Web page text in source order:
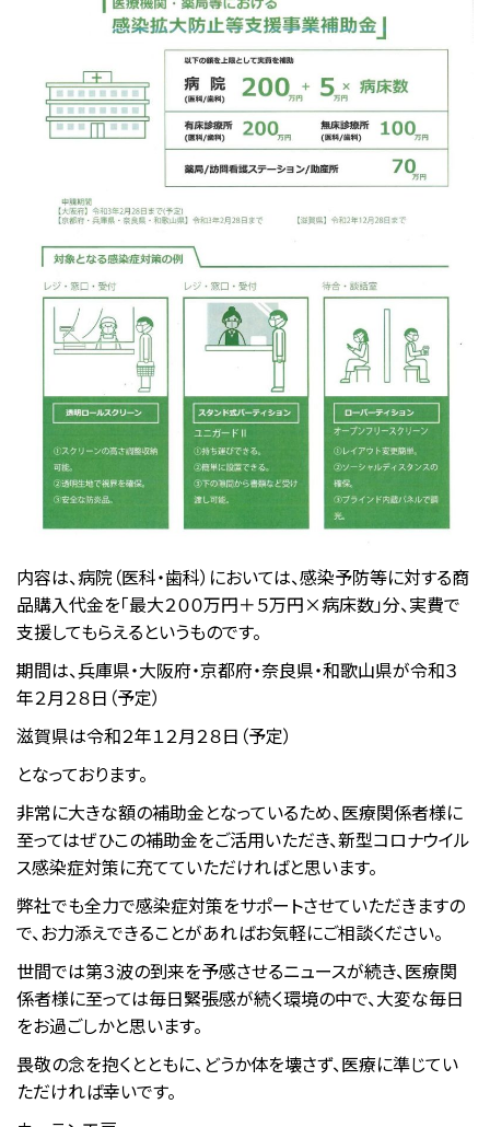
内容は、病院（医科・歯科）においては、感染予防等に対する商
品購入代金を「最大２００万円＋５万円×病床数」分、実費で
支援してもらえるというものです。
期間は、兵庫県・大阪府・京都府・奈良県・和歌山県が令和３
年２月２８日（予定）
滋賀県は令和２年１２月２８日（予定）
となっております。
非常に大きな額の補助金となっているため、医療関係者様に
至ってはぜひこの補助金をご活用いただき、新型コロナウイル
ス感染症対策に充てていただければと思います。
弊社でも全力で感染症対策をサポートさせていただきますの
で、お力添えできることがあればお気軽にご相談ください。
世間では第３波の到来を予感させるニュースが続き、医療関
係者様に至っては毎日緊張感が続く環境の中で、大変な毎日
をお過ごしかと思います。
畏敬の念を抱くとともに、どうか体を壊さず、医療に準じてい
ただければ幸いです。